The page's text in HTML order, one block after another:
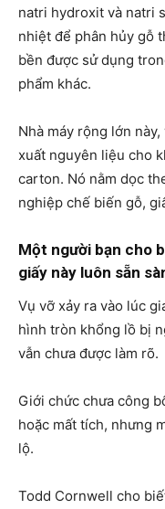
natri hydroxit và natri
nhiệt để phân hủy gỗ
bền được sử dụng
phẩm khác.
Nhà máy rộng lớn
xuất nguyên liệu cho
carton. Nó nằm dọc
nghiệp chế biến gỗ,
Một người bạn cho
giấy này luôn sẵn
Vụ vỡ xảy ra vào lúc
hình tròn khổng lồ bị
vẫn chưa được làm rõ.
Giới chức chưa công
hoặc mất tích, nhưng
lộ.
Todd Cornwell cho